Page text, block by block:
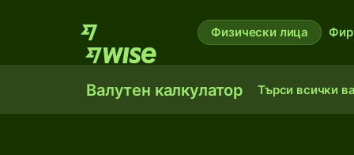
Физически лица
Валутен калкулатор Търси всички